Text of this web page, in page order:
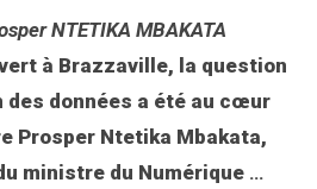
NTETIKA MBAKATA
à Brazzaville, la question
données a été au cœur
Prosper Ntetika Mbakata,
ministre du Numérique …